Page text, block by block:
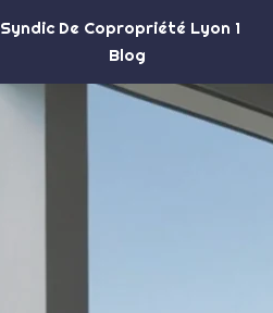
Syndic De Copropriété Lyon 1
Blog